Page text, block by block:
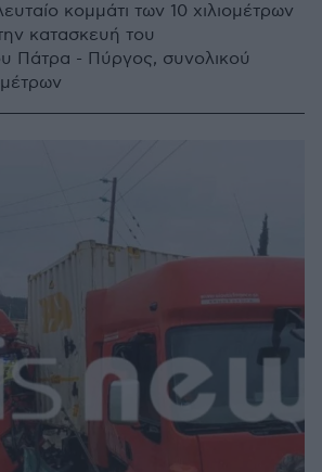
κομμάτι των 10 χιλιομέτρων
κατασκευή του
Πάτρα - Πύργος, συνολικού